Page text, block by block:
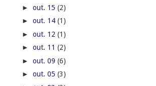
► out. 15 (2)
► out. 14 (1)
► out. 12 (1)
► out. 11 (2)
► out. 09 (6)
► out. 05 (3)